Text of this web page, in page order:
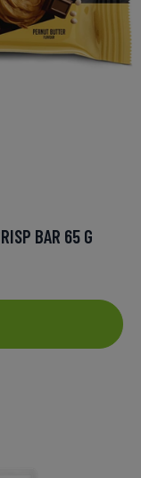
BAR 65 G